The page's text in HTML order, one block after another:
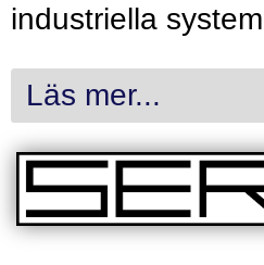
industriella
Läs mer...